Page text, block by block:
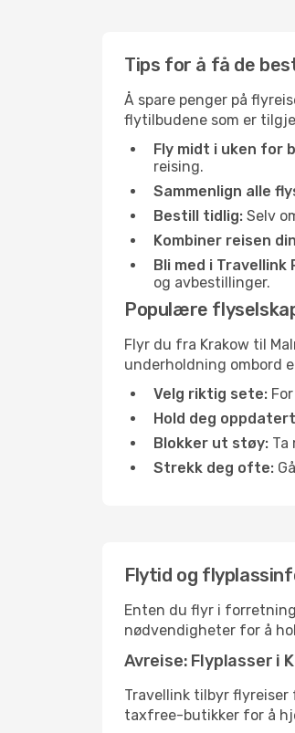
Tips for å få de
Å spare penger på
flytilbudene som er
Fly midt i uken for
reising.
Sammenlign alle
Bestill tidlig: Selv
Kombiner reisen
Bli med i Travellink
og avbestillinger.
Populære
Flyr du fra Krakow til
underholdning ombord
Velg riktig sete:
Hold deg
Blokker ut støy: Ta
Strekk deg ofte:
Flytid og
Enten du flyr i
nødvendigheter for å
Avreise: Flyplasser i
Travellink tilbyr flyreiser
taxfree-butikker for å